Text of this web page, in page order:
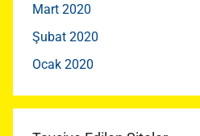
Mart 2020
Şubat 2020
Ocak 2020